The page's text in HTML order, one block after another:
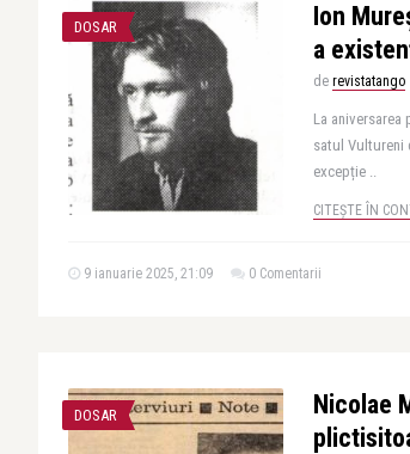
DOSAR
Ion
a
de revistatango
La aniversarea
satul Vultureni
excepție ..
CITEȘTE ÎN
9 ianuarie 2025, 21:09 0 Comentarii
DOSAR
Nicolae